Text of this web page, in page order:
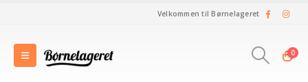
Velkommen til Børnelageret
0